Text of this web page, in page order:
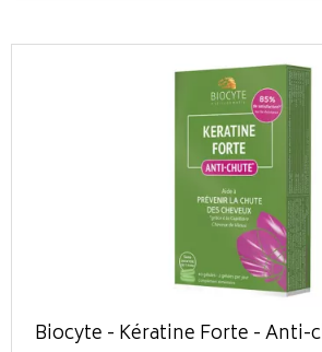
Biocyte - Kératine Forte - Anti-